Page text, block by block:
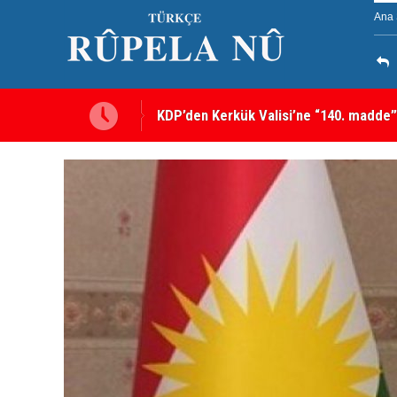
Ana
KDP’den Kerkük Valisi’ne “140.
Kerkük’te Kürt partilerden 7 maddelik